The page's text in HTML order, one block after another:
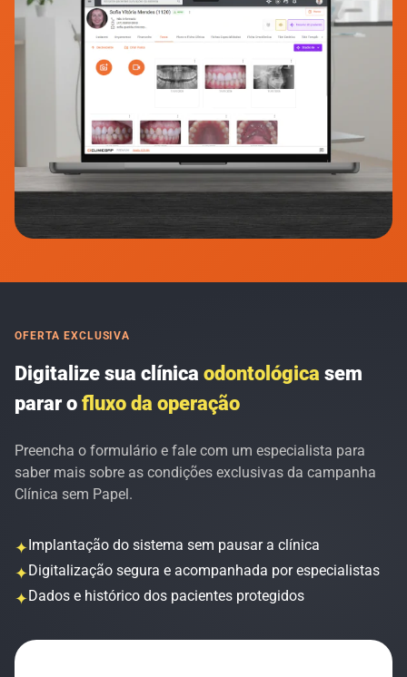
OFERTA EXCLUSIVA
Digitalize sua clínica odontológica sem
parar o fluxo da operação
Preencha o formulário e fale com um especialista para
saber mais sobre as condições exclusivas da campanha
Clínica sem Papel.
✦Implantação do sistema sem pausar a clínica
✦Digitalização segura e acompanhada por especialistas
✦Dados e histórico dos pacientes protegidos